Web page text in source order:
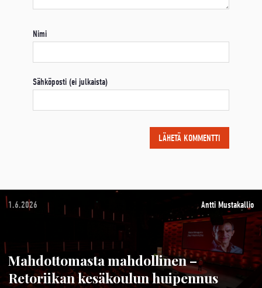
Nimi
Sähköposti (ei julkaista)
1.6.2026 Antti Mustakallio
Mahdottomasta mahdollinen –
Retoriikan kesäkoulun huipennus